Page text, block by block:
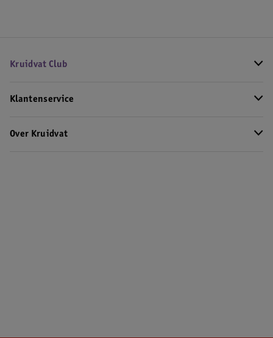
Kruidvat Club
Klantenservice
Over Kruidvat